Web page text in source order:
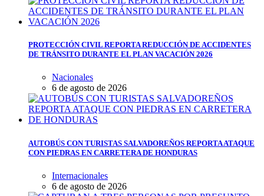
PROTECCIÓN CIVIL REPORTA REDUCCIÓN DE ACCIDENTES
DE TRÁNSITO DURANTE EL PLAN VACACIÓN 2026
Nacionales
6 de agosto de 2026
AUTOBÚS CON TURISTAS SALVADOREÑOS REPORTA ATAQUE
CON PIEDRAS EN CARRETERA DE HONDURAS
Internacionales
6 de agosto de 2026